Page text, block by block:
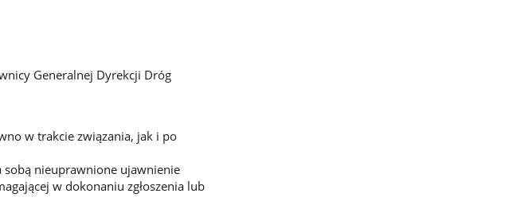
Generalnej Dyrekcji Dróg
w trakcie związania, jak i po
sobą nieuprawnione ujawnienie
w dokonaniu zgłoszenia lub